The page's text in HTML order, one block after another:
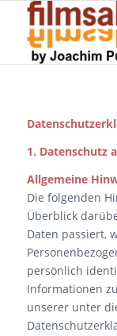
1. Datenschutz
Allgemeine
Die folgenden
Überblick
Daten passiert,
persönlich
Informationen
unserer unter